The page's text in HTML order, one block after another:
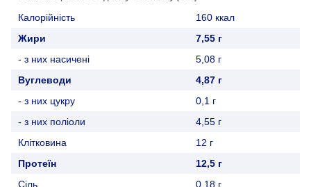
Калорійність
160 ккал
Жири
7,55 г
- з них насичені
5,08 г
Вуглеводи
4,87 г
- з них цукру
0,1 г
- з них поліоли
4,55 г
Клітковина
12 г
Протеїн
12,5 г
Сіль
0,18 г